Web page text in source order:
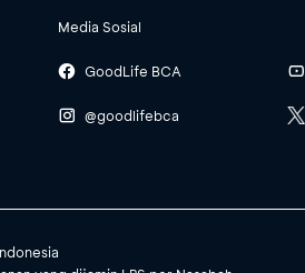
Media Sosial
GoodLife BCA
@goodlifebca